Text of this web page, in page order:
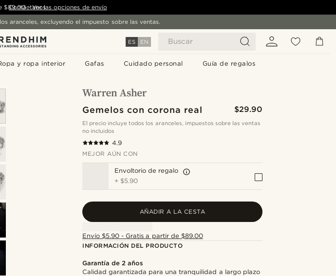
ES EN Buscar
y ropa interior Gafas Cuidado personal Guía de regalos
$89.00 - Ver las opciones de envío
Contáctanos
aranceles, excluyendo el impuesto sobre las ventas.
Gemelos con corona real $29.90
El precio incluye todos los aranceles, impuestos sobre las ventas
no incluidos
4.9
MEJOR AÚN CON
Envoltorio de regalo
+ $5.90
AÑADIR A LA CESTA
Envío $5.90 - Gratis a partir de $89.00
INFORMACIÓN DEL PRODUCTO
Garantía de 2 años
Calidad garantizada para una tranquilidad a largo plazo